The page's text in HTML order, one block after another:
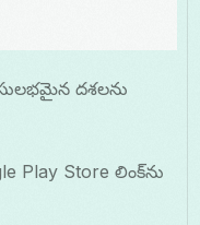
దశలను
Play Store లింక్‌ను